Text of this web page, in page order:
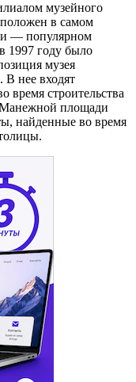
музейного
в самом
— популярном
1997 году было
музея
В нее входят
время строительства
площади
найденные во время